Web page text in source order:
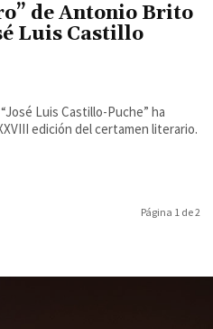
de Antonio Brito
Luis Castillo
Luis Castillo-Puche” ha
edición del certamen literario.
Página 1 de 2